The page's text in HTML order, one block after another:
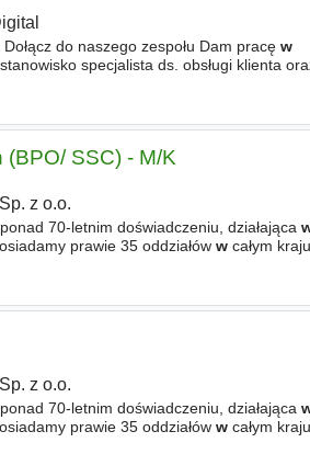
do naszego zespołu Dam pracę w
specjalista ds. obsługi klienta
SSC) - M/K
z o.o.
70-letnim doświadczeniu, działająca
prawie 35 oddziałów wcałym
z o.o.
70-letnim doświadczeniu, działająca
prawie 35 oddziałów wcałym